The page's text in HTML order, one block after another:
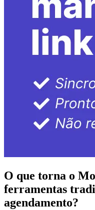
O que torna o
ferramentas
agendamento?